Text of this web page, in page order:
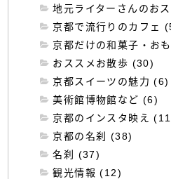
地元ライターさんのお
京都で流行りのカフェ
京都だけの和菓子・お
おススメお散歩 (30)
京都スイーツの魅力 (6)
美術館博物館など (6)
京都のインスタ映え
京都の名刹 (38)
名刹 (37)
観光情報 (12)